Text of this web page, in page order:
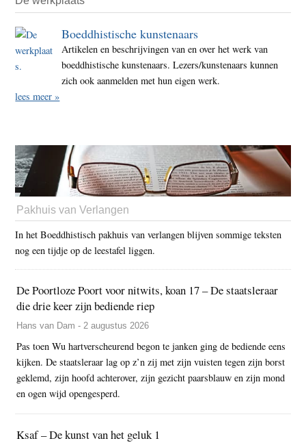
Boeddhistische kunstenaars
Artikelen en beschrijvingen van en over het werk van
boeddhistische kunstenaars. Lezers/kunstenaars kunnen
zich ook aanmelden met hun eigen werk.
lees meer »
Pakhuis van Verlangen
In het Boeddhistisch pakhuis van verlangen blijven sommige teksten
nog een tijdje op de leestafel liggen.
De Poortloze Poort voor nitwits, koan 17 – De staatsleraar
die drie keer zijn bediende riep
Hans van Dam - 2 augustus 2026
Pas toen Wu hartverscheurend begon te janken ging de bediende eens
kijken. De staatsleraar lag op z’n zij met zijn vuisten tegen zijn borst
geklemd, zijn hoofd achterover, zijn gezicht paarsblauw en zijn mond
en ogen wijd opengesperd.
Ksaf – De kunst van het geluk 1